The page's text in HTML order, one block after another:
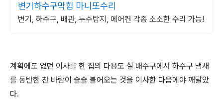
변기하수구막힘 마니또수리
변기, 하수구, 배관, 누수탐지, 에어컨 각종 소소한 수리 가능!
계획에도 없던 이사를 한 집의 다용도 실 배수구에서 하수구 냄새
를 동반한 찬 바람이 솔솔 불어오는 것을 이사한 다음에야 깨달았
다.